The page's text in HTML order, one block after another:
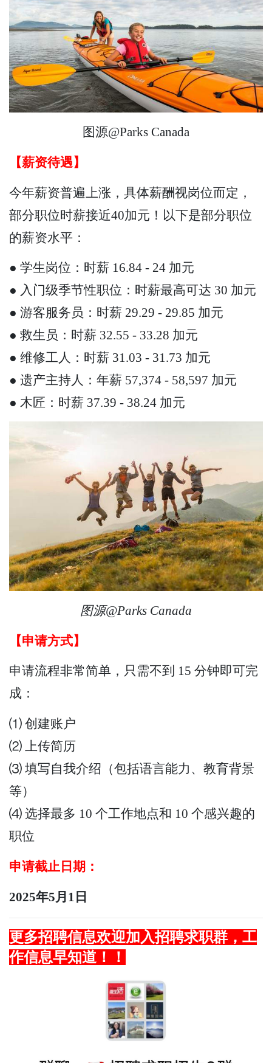
图源@Parks Canada
【薪资待遇】
今年薪资普遍上涨，具体薪酬视岗位而定，
部分职位时薪接近40加元！以下是部分职位
的薪资水平：
● 学生岗位：时薪 16.84 - 24 加元
● 入门级季节性职位：时薪最高可达 30 加元
● 游客服务员：时薪 29.29 - 29.85 加元
● 救生员：时薪 32.55 - 33.28 加元
● 维修工人：时薪 31.03 - 31.73 加元
● 遗产主持人：年薪 57,374 - 58,597 加元
● 木匠：时薪 37.39 - 38.24 加元
图源@Parks Canada
【申请方式】
申请流程非常简单，只需不到 15 分钟即可完
成：
⑴ 创建账户
⑵ 上传简历
⑶ 填写自我介绍（包括语言能力、教育背景
等）
⑷ 选择最多 10 个工作地点和 10 个感兴趣的
职位
申请截止日期：
2025年5月1日
更多招聘信息欢迎加入招聘求职群， 工
作信息早知道！！